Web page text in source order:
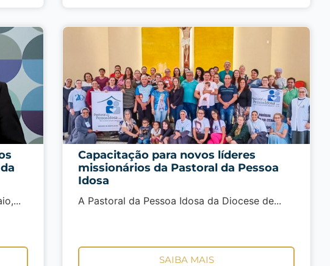
Capacitação para novos líderes
missionários da Pastoral da Pessoa
Idosa
A Pastoral da Pessoa Idosa da Diocese de...
SAIBA MAIS